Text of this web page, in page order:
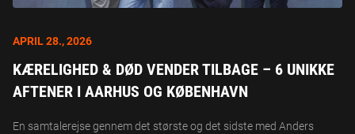
APRIL 28., 2026
KÆRELIGHED & DØD VENDER TILBAGE – 6 UNIKKE
AFTENER I AARHUS OG KØBENHAVN
En samtalerejse gennem det største og det sidste med Anders